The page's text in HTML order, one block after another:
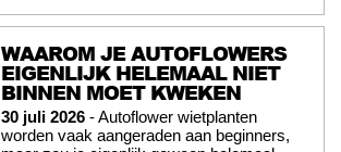
WAAROM JE AUTOFLOWERS
EIGENLIJK HELEMAAL NIET
BINNEN MOET KWEKEN
30 juli 2026 - Autoflower wietplanten
worden vaak aangeraden aan beginners,